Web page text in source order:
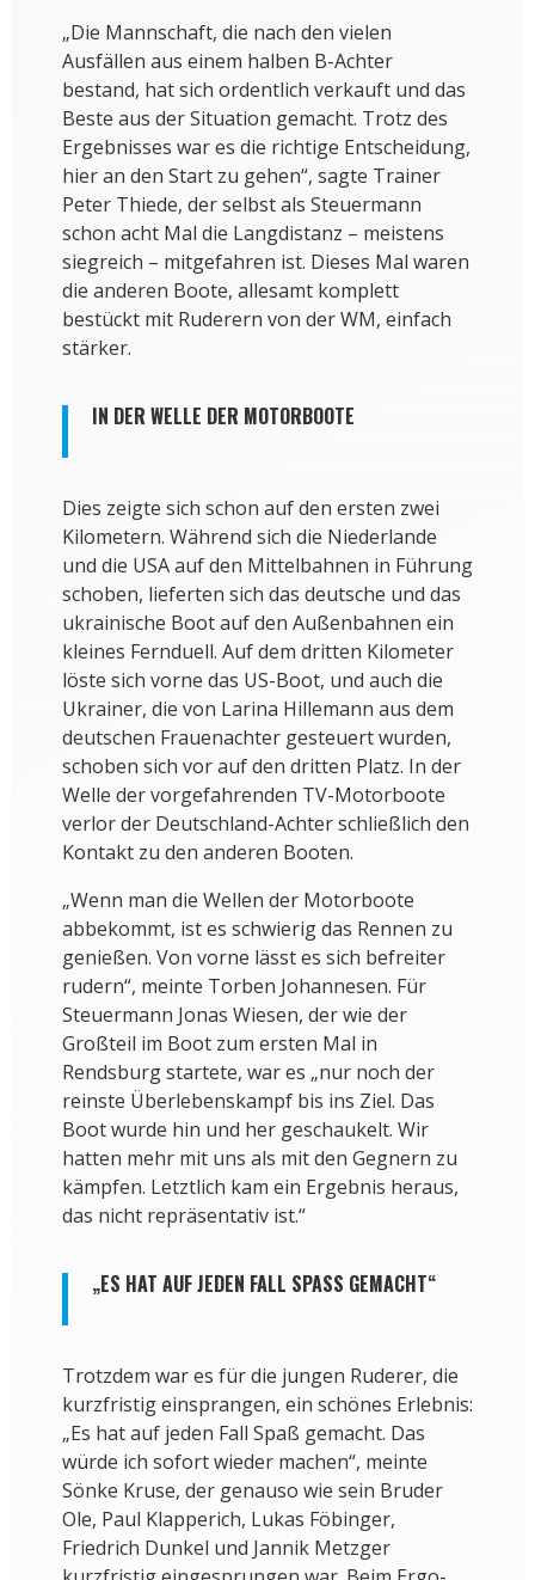
„Die Mannschaft, die nach den vielen
Ausfällen aus einem halben B-Achter
bestand, hat sich ordentlich verkauft und das
Beste aus der Situation gemacht. Trotz des
Ergebnisses war es die richtige Entscheidung,
hier an den Start zu gehen“, sagte Trainer
Peter Thiede, der selbst als Steuermann
schon acht Mal die Langdistanz – meistens
siegreich – mitgefahren ist. Dieses Mal waren
die anderen Boote, allesamt komplett
bestückt mit Ruderern von der WM, einfach
stärker.
IN DER WELLE DER MOTORBOOTE
Dies zeigte sich schon auf den ersten zwei
Kilometern. Während sich die Niederlande
und die USA auf den Mittelbahnen in Führung
schoben, lieferten sich das deutsche und das
ukrainische Boot auf den Außenbahnen ein
kleines Fernduell. Auf dem dritten Kilometer
löste sich vorne das US-Boot, und auch die
Ukrainer, die von Larina Hillemann aus dem
deutschen Frauenachter gesteuert wurden,
schoben sich vor auf den dritten Platz. In der
Welle der vorgefahrenden TV-Motorboote
verlor der Deutschland-Achter schließlich den
Kontakt zu den anderen Booten.
„Wenn man die Wellen der Motorboote
abbekommt, ist es schwierig das Rennen zu
genießen. Von vorne lässt es sich befreiter
rudern“, meinte Torben Johannesen. Für
Steuermann Jonas Wiesen, der wie der
Großteil im Boot zum ersten Mal in
Rendsburg startete, war es „nur noch der
reinste Überlebenskampf bis ins Ziel. Das
Boot wurde hin und her geschaukelt. Wir
hatten mehr mit uns als mit den Gegnern zu
kämpfen. Letztlich kam ein Ergebnis heraus,
das nicht repräsentativ ist.“
„ES HAT AUF JEDEN FALL SPASS GEMACHT“
Trotzdem war es für die jungen Ruderer, die
kurzfristig einsprangen, ein schönes Erlebnis:
„Es hat auf jeden Fall Spaß gemacht. Das
würde ich sofort wieder machen“, meinte
Sönke Kruse, der genauso wie sein Bruder
Ole, Paul Klapperich, Lukas Föbinger,
Friedrich Dunkel und Jannik Metzger